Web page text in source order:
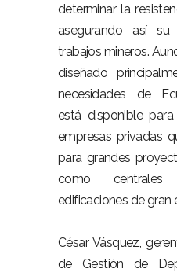
determinar la
asegurando así
trabajos mineros.
diseñado
necesidades de
está disponible
empresas privadas
para grandes
como centrales
edificaciones de gran
César Vásquez,
de Gestión de